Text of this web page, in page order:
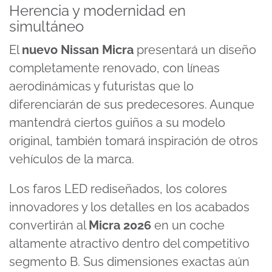
Herencia y modernidad en
simultáneo
Elnuevo Nissan Micra presentará un diseño
completamente renovado, con líneas
aerodinámicas y futuristas que lo
diferenciarán de sus predecesores. Aunque
mantendrá ciertos guiños a su modelo
original, también tomará inspiración de otros
vehículos de la marca.
Los faros LED rediseñados, los colores
innovadores y los detalles en los acabados
convertirán alMicra 2026 en un coche
altamente atractivo dentro delcompetitivo
segmento B. Sus dimensiones exactas aún